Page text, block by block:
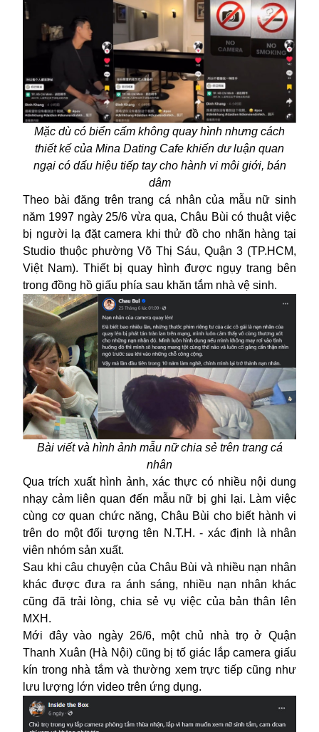
Mặc dù có biển cấm không quay hình nhưng cách
thiết kế của Mina Dating Cafe khiến dư luận quan
ngại có dấu hiệu tiếp tay cho hành vi môi giới, bán
dâm
Theo bài đăng trên trang cá nhân của mẫu nữ sinh
năm 1997 ngày 25/6 vừa qua, Châu Bùi có thuật việc
bị người lạ đặt camera khi thử đồ cho nhãn hàng tại
Studio thuộc phường Võ Thị Sáu, Quận 3 (TP.HCM,
Việt Nam). Thiết bị quay hình được ngụy trang bên
trong đồng hồ giấu phía sau khăn tắm nhà vệ sinh.
Bài viết và hình ảnh mẫu nữ chia sẻ trên trang cá
nhân
Qua trích xuất hình ảnh, xác thực có nhiều nội dung
nhạy cảm liên quan đến mẫu nữ bị ghi lại. Làm việc
cùng cơ quan chức năng, Châu Bùi cho biết hành vi
trên do một đối tượng tên N.T.H. - xác định là nhân
viên nhóm sản xuất.
Sau khi câu chuyện của Châu Bùi và nhiều nạn nhân
khác được đưa ra ánh sáng, nhiều nạn nhân khác
cũng đã trải lòng, chia sẻ vụ việc của bản thân lên
MXH.
Mới đây vào ngày 26/6, một chủ nhà trọ ở Quận
Thanh Xuân (Hà Nội) cũng bị tố giác lắp camera giấu
kín trong nhà tắm và thường xem trực tiếp cũng như
lưu lượng lớn video trên ứng dụng.